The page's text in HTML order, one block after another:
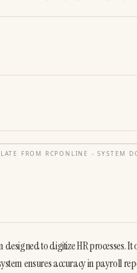
FROM RCPONLINE - SYSTEM DO REJESTRACJI CZASU PRACY PRZEZ
to digitize HR processes.
ensures accuracy in payroll